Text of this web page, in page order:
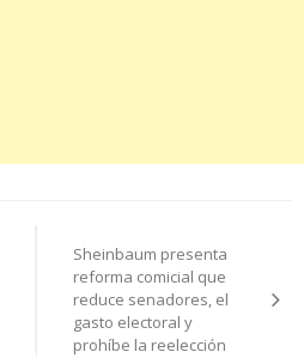
Sheinbaum presenta
reforma comicial que
reduce senadores, el
gasto electoral y
prohíbe la reelección